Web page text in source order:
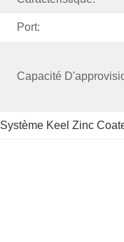
Port:
Capacité
Système Keel Zinc